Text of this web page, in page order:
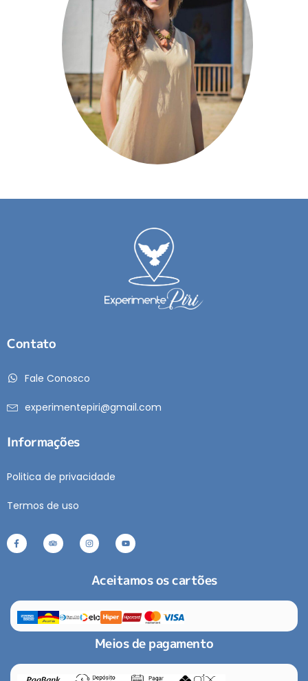
Contato
Fale Conosco
experimentepiri@gmail.com
Informações
Politica de privacidade
Termos de uso
Aceitamos os cartões
Meios de pagamento